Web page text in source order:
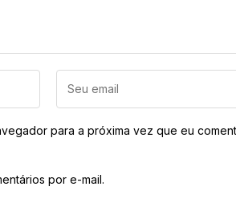
para a próxima vez que eu
por e-mail.